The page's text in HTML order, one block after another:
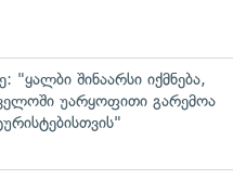
"ყალბი შინაარსი იქმნება,
უარყოფითი გარემოა